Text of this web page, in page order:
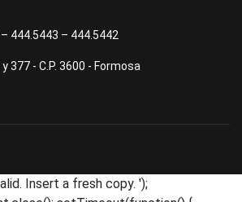
444.5443 – 444.5442
377 - C.P. 3600 - Formosa
Insert a fresh copy. ');